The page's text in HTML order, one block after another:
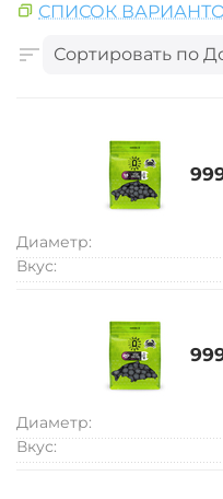
СПИСОК
Сортировать по
Диаметр:
Вкус:
Диаметр:
Вкус: